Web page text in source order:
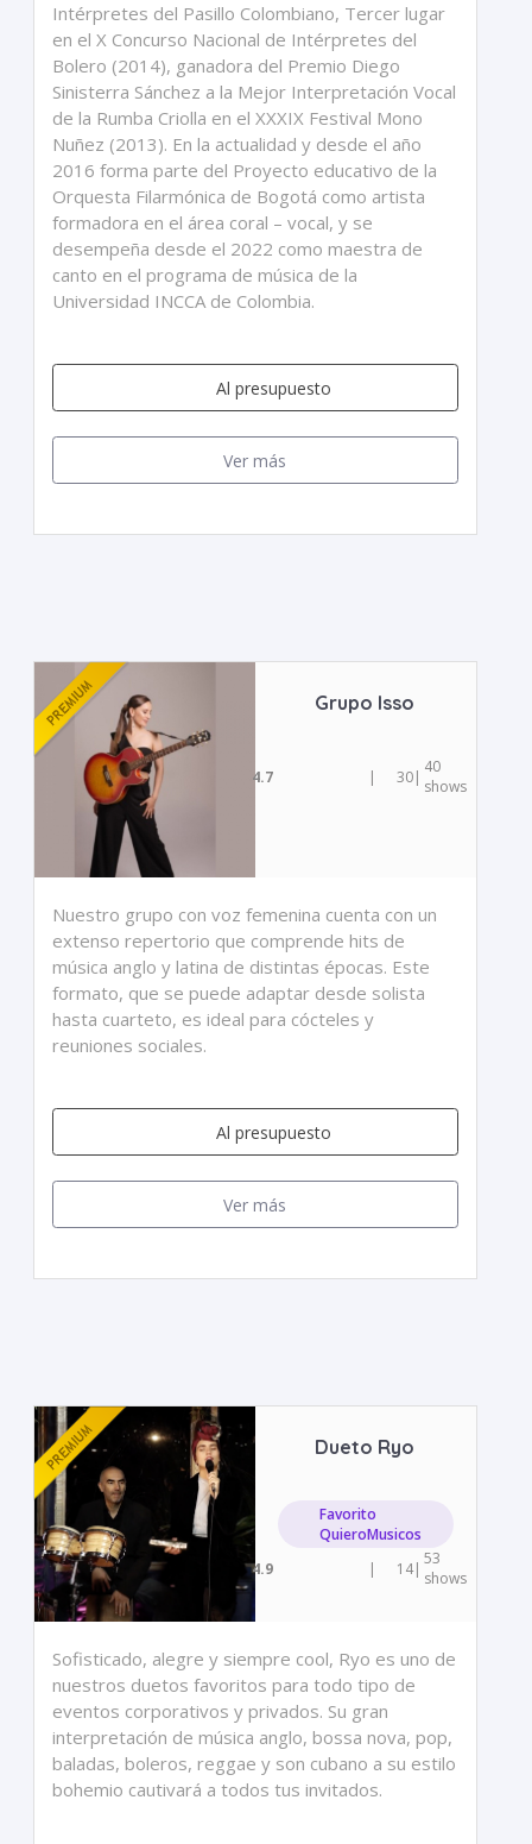
Intérpretes del Pasillo Colombiano, Tercer lugar
en el X Concurso Nacional de Intérpretes del
Bolero (2014), ganadora del Premio Diego
Sinisterra Sánchez a la Mejor Interpretación Vocal
de la Rumba Criolla en el XXXIX Festival Mono
Nuñez (2013). En la actualidad y desde el año
2016 forma parte del Proyecto educativo de la
Orquesta Filarmónica de Bogotá como artista
formadora en el área coral – vocal, y se
desempeña desde el 2022 como maestra de
canto en el programa de música de la
Universidad INCCA de Colombia.
Al presupuesto
Ver más
Grupo Isso
4.7 | 30| 40
shows
Nuestro grupo con voz femenina cuenta con un
extenso repertorio que comprende hits de
música anglo y latina de distintas épocas. Este
formato, que se puede adaptar desde solista
hasta cuarteto, es ideal para cócteles y
reuniones sociales.
Al presupuesto
Ver más
Dueto Ryo
Favorito
QuieroMusicos
4.9
| 14| 53
shows
Sofisticado, alegre y siempre cool, Ryo es uno de
nuestros duetos favoritos para todo tipo de
eventos corporativos y privados. Su gran
interpretación de música anglo, bossa nova, pop,
baladas, boleros, reggae y son cubano a su estilo
bohemio cautivará a todos tus invitados.